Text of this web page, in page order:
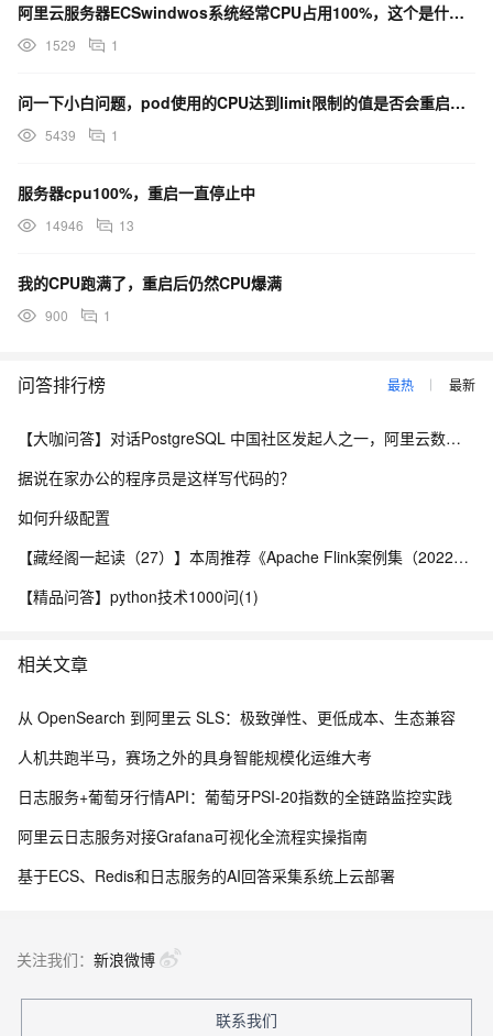
阿里云服务器ECSwindwos系统经常CPU占用100%，这个是什么原因。每次都要重启才能解决。
1529 1
问一下小白问题，pod使用的CPU达到limit限制的值是否会重启？？？为什么今天有个pod达到了limit的限制一直没有重启
5439 1
服务器cpu100%，重启一直停止中
14946 13
我的CPU跑满了，重启后仍然CPU爆满
900 1
问答排行榜 最热 最新
【大咖问答】对话PostgreSQL 中国社区发起人之一，阿里云数据库高级专家 德哥
据说在家办公的程序员是这样写代码的？
如何升级配置
【藏经阁一起读（27）】本周推荐《Apache Flink案例集（2022版）》，你有哪些心得？
【精品问答】python技术1000问(1)
相关文章
从 OpenSearch 到阿里云 SLS：极致弹性、更低成本、生态兼容
人机共跑半马，赛场之外的具身智能规模化运维大考
日志服务+葡萄牙行情API：葡萄牙PSI-20指数的全链路监控实践
阿里云日志服务对接Grafana可视化全流程实操指南
基于ECS、Redis和日志服务的AI回答采集系统上云部署
关注我们： 新浪微博
联系我们